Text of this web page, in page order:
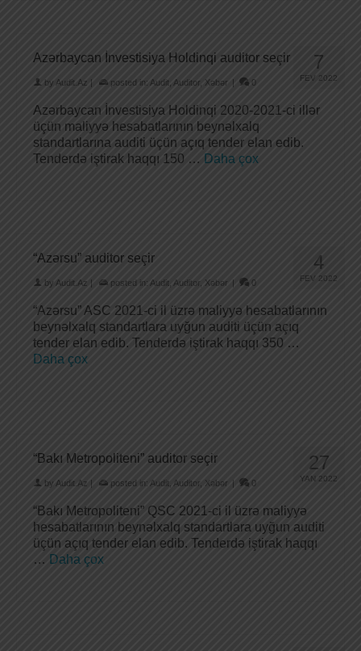
7
FEV 2022
Azərbaycan İnvestisiya Holdinqi auditor seçir
by Audit.Az | posted in: Audit Auditor Xəbər | 0
Azərbaycan İnvestisiya Holdinqi 2020-2021-ci illər
üçün maliyyə hesabatlarının beynəlxalq
standartlarına auditi üçün açıq tender elan edib.
Tenderdə iştirak haqqı 150 … Daha çox
4
FEV 2022
“Azərsu” auditor seçir
by Audit.Az | posted in: Audit Auditor, Xəbər | 0
“Azərsu” ASC 2021-ci il üzrə maliyyə hesabatlarının
beynəlxalq standartlara uyğun auditi üçün açıq
tender elan edib. Tenderdə iştirak haqqı 350 …
Daha çox
27
YAN 2022
“Bakı Metropoliteni” auditor seçir
by Audit.Az | posted in: Audit Auditor Xəbər | 0
“Bakı Metropoliteni” QSC 2021-ci il üzrə maliyyə
hesabatlarının beynəlxalq standartlara uyğun auditi
üçün açıq tender elan edib. Tenderdə iştirak haqqı
… Daha çox